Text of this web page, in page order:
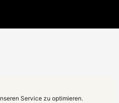
Service zu optimieren.